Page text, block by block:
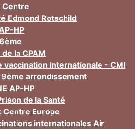
Centre
Edmond Rotschild
HP
la CPAM
vaccination internationale - CMI
9ème arrondissement
AP-HP
de la Santé
Centre Europe
internationales Air